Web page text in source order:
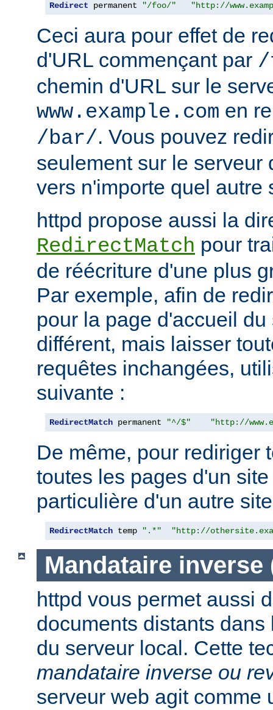
Redirect permanent "/foo/" "http://
Ceci aura pour effet de
d'URL commençant par /
chemin d'URL sur le
www.example.com en
/bar/. Vous pouvez
seulement sur le serveur
vers n'importe quel autre
httpd propose aussi la
RedirectMatch pour
de réécriture d'une plus
Par exemple, afin de
pour la page d'accueil
différent, mais laisser
requêtes inchangées,
suivante :
RedirectMatch permanent "^/$" "http://
De même, pour rediriger
toutes les pages d'un
particulière d'un autre
RedirectMatch temp ".*" "http://
Mandataire inverse
httpd vous permet aussi
documents distants
du serveur local. Cette
mandataire inverse ou
serveur web agit comme